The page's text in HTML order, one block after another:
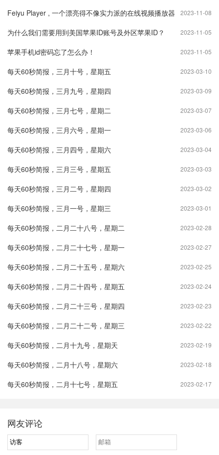
2023-11-08
Feiyu Player , 一个漂亮得不像实力派的在线视频播放器
2023-11-05
为什么我们需要用到美国苹果ID账号及外区苹果ID？
2023-11-05
苹果手机id密码忘了怎么办！
2023-03-10
每天60秒简报，三月十号，星期五
2023-03-09
每天60秒简报，三月九号，星期四
2023-03-07
每天60秒简报，三月七号，星期二
2023-03-06
每天60秒简报，三月六号，星期一
2023-03-04
每天60秒简报，三月四号，星期六
2023-03-03
每天60秒简报，三月三号，星期五
2023-03-02
每天60秒简报，三月二号，星期四
2023-03-01
每天60秒简报，三月一号，星期三
2023-02-28
每天60秒简报，二月二十八号，星期二
2023-02-27
每天60秒简报，二月二十七号，星期一
2023-02-25
每天60秒简报，二月二十五号，星期六
2023-02-24
每天60秒简报，二月二十四号，星期五
2023-02-23
每天60秒简报，二月二十三号，星期四
2023-02-22
每天60秒简报，二月二十二号，星期三
2023-02-19
每天60秒简报，二月十九号，星期天
2023-02-18
每天60秒简报，二月十八号，星期六
2023-02-17
每天60秒简报，二月十七号，星期五
网友评论